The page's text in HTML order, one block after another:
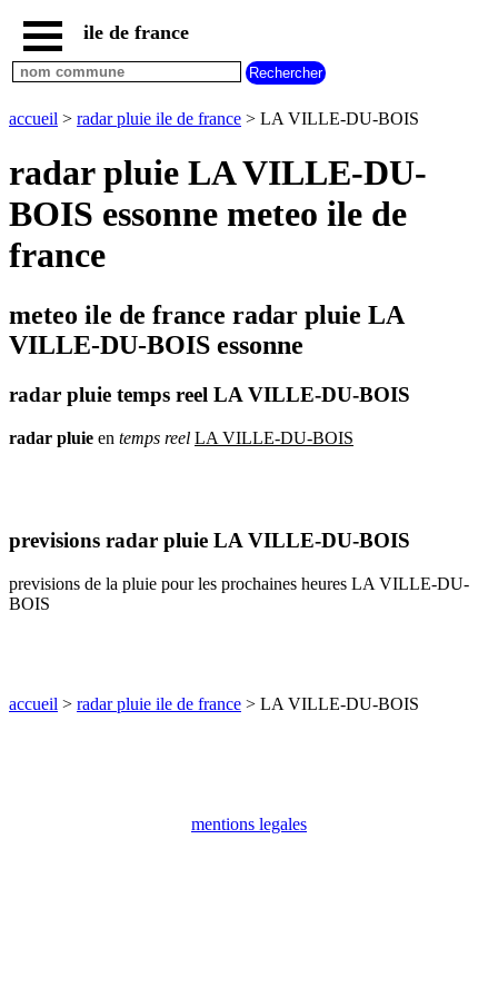
accueil
paris
communes
communes
hauts
de
seine
communes
marne
communes
saint
denis
communes
val
marne
communes
ile de france
accueil > radar pluie ile de france > LA VILLE-DU-BOIS
radar pluie LA VILLE-DU-
BOIS essonne meteo ile de
france
meteo ile de france radar pluie LA
VILLE-DU-BOIS essonne
radar pluie temps reel LA VILLE-DU-BOIS
radar pluie en temps reel LA VILLE-DU-BOIS
previsions radar pluie LA VILLE-DU-BOIS
previsions de la pluie pour les prochaines heures LA VILLE-DU-
BOIS
accueil > radar pluie ile de france > LA VILLE-DU-BOIS
mentions legales